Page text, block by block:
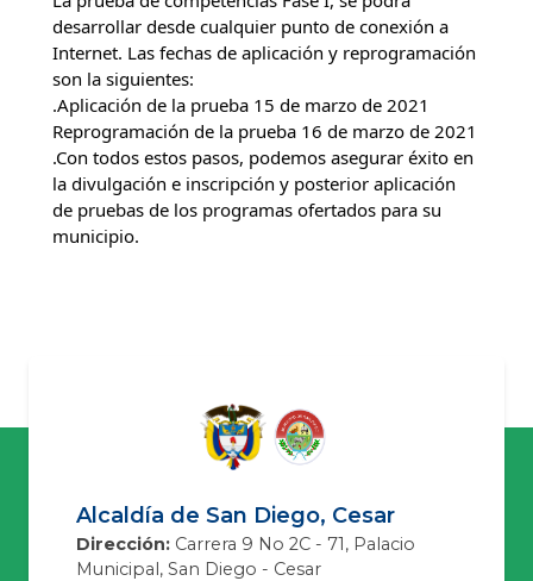
desarrollar desde cualquier punto de conexión a
Internet. Las fechas de aplicación y reprogramación
son la siguientes:
.Aplicación de la prueba 15 de marzo de 2021
.Con todos estos pasos, podemos asegurar éxito en
la divulgación e inscripción y posterior aplicación
de pruebas de los programas ofertados para su
municipio.
Alcaldía de San Diego, Cesar
Dirección: Carrera 9 No 2C - 71, Palacio
Municipal, San Diego - Cesar